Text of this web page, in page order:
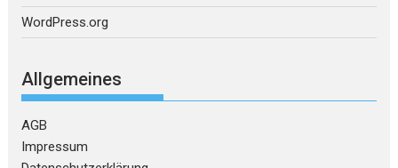
WordPress.org
Allgemeines
AGB
Impressum